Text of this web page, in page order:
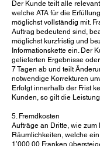
Der Kunde teilt alle
welche ATA für die
möglichst vollständig mit.
Auftrag bedeutend sind,
möglichst kurzfristig und
Informationskette ein. Der
gelieferten Ergebnisse
7 Tagen ab und teilt
notwendige Korrekturen
Erfolgt innerhalb der Frist
Kunden, so gilt die
5. Fremdkosten
Aufträge an Dritte, wie zum
Räumlichkeiten, welche
1’000.00 Franken